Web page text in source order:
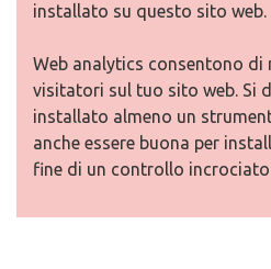
installato su questo sito web.
Web analytics consentono
visitatori sul tuo sito web. Si
installato almeno un
anche essere buona per
fine di un controllo